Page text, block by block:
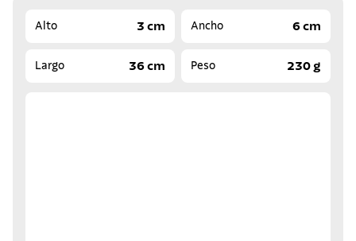
Alto 3 cm Ancho 6 cm
Largo 36 cm Peso 230 g